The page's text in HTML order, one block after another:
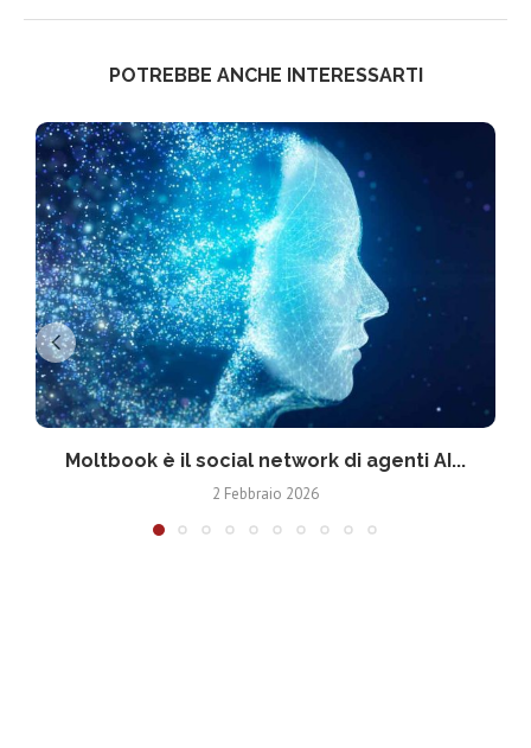
POTREBBE ANCHE INTERESSARTI
Moltbook è il social network di agenti AI...
2 Febbraio 2026